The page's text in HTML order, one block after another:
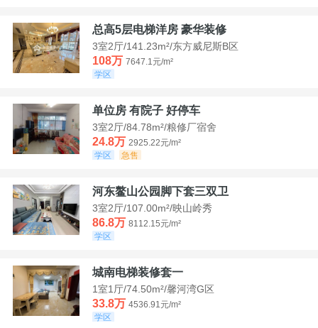
总高5层电梯洋房 豪华装修
3室2厅/141.23m²/东方威尼斯B区
108万 7647.1元/m²
学区
单位房 有院子 好停车
3室2厅/84.78m²/粮修厂宿舍
24.8万 2925.22元/m²
学区
急售
河东鳌山公园脚下套三双卫
3室2厅/107.00m²/映山岭秀
86.8万 8112.15元/m²
学区
城南电梯装修套一
1室1厅/74.50m²/馨河湾G区
33.8万 4536.91元/m²
学区